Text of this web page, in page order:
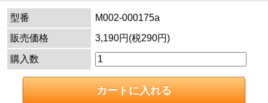
型番
M002-000175a
販売価格
3,190円(税290円)
購入数